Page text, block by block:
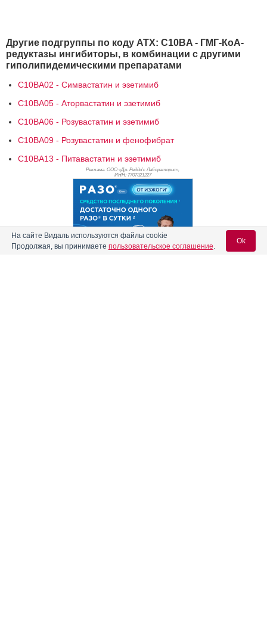
Другие подгруппы по коду АТХ: C10BA - ГМГ-КоА-
редуктазы ингибиторы, в комбинации с другими
гиполипидемическими препаратами
C10BA02 - Симвастатин и эзетимиб
C10BA05 - Аторвастатин и эзетимиб
C10BA06 - Розувастатин и эзетимиб
C10BA09 - Розувастатин и фенофибрат
C10BA13 - Питавастатин и эзетимиб
Реклама. ООО «Др. Редди’с Лабораторис»,
ИНН: 7707321227
На сайте Видаль используются файлы cookie
Продолжая, вы принимаете пользовательское соглашение.
Ok